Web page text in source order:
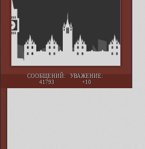
СООБЩЕНИЙ:
41793
УВАЖЕНИЕ:
+10